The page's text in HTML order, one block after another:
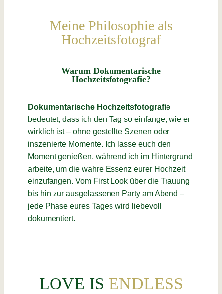
Meine Philosophie als
Hochzeitsfotograf
Warum Dokumentarische
Hochzeitsfotografie?
Dokumentarische Hochzeitsfotografie
bedeutet, dass ich den Tag so einfange, wie er
wirklich ist – ohne gestellte Szenen oder
inszenierte Momente. Ich lasse euch den
Moment genießen, während ich im Hintergrund
arbeite, um die wahre Essenz eurer Hochzeit
einzufangen. Vom First Look über die Trauung
bis hin zur ausgelassenen Party am Abend –
jede Phase eures Tages wird liebevoll
dokumentiert.
LOVE IS ENDLESS